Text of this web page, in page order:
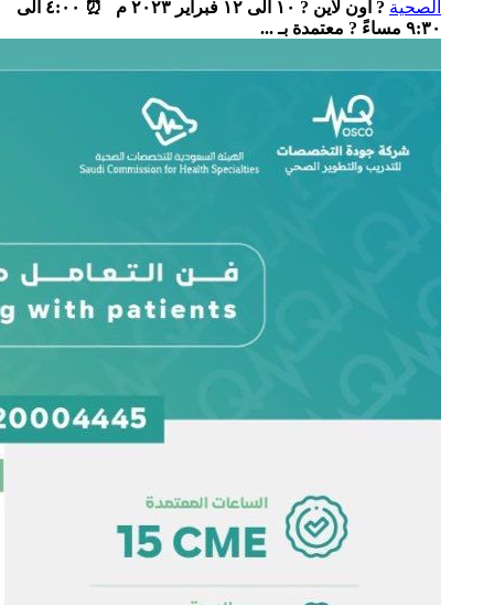
الصحية
? اون لاين ? ١٠ الى ١٢ فبراير ٢٠٢٣ م ⏰ ٤:٠٠ الى
٩:٣٠ مساءً ? معتمدة بـ ...